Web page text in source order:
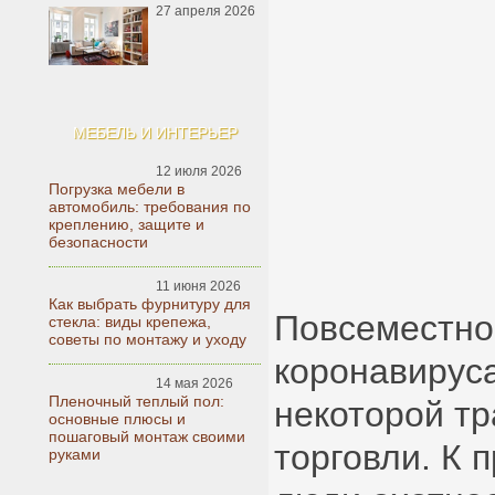
27 апреля 2026
МЕБЕЛЬ И ИНТЕРЬЕР
12 июля 2026
Погрузка мебели в
автомобиль: требования по
креплению, защите и
безопасности
11 июня 2026
Как выбрать фурнитуру для
стекла: виды крепежа,
советы по монтажу и уходу
14 мая 2026
Пленочный теплый пол:
основные плюсы и
пошаговый монтаж своими
руками
некоторой
торговли. К